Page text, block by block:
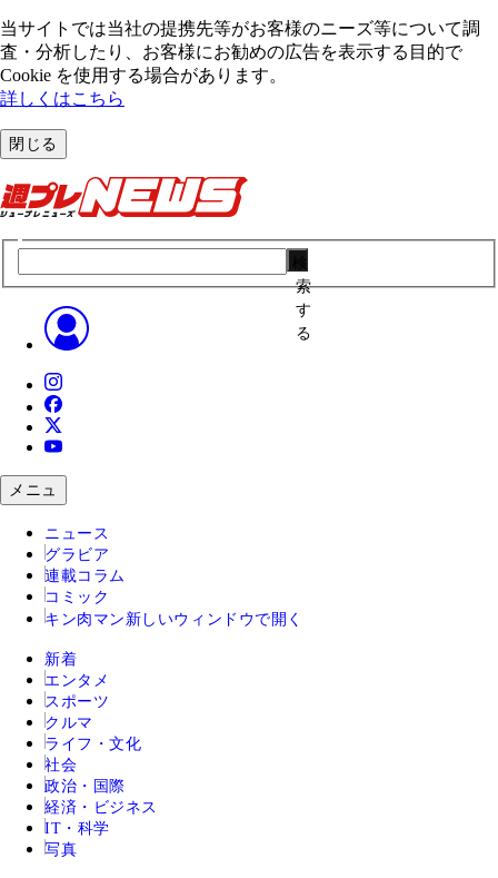
当サイトでは当社の提携先等がお客様のニーズ等について調
査・分析したり、お客様にお勧めの広告を表⽰する⽬的で
Cookie を使⽤する場合があります。
詳しくはこちら
閉じる
索
す
る
メニュ
ニュース
グラビア
連載コラム
コミック
キン肉マン 新しいウィンドウで開く
新着
エンタメ
スポーツ
クルマ
ライフ・文化
社会
政治・国際
経済・ビジネス
IT・科学
写真